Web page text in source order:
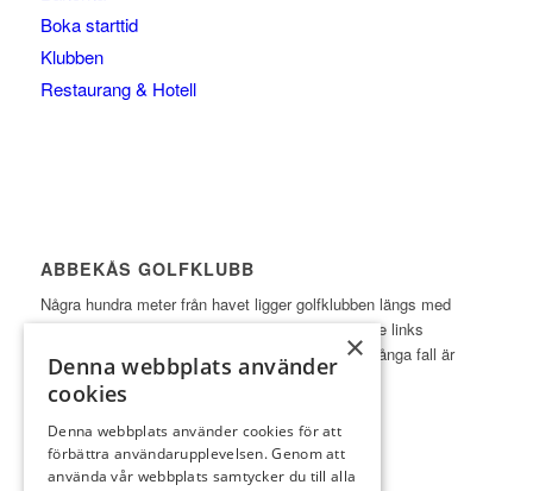
Boka starttid
Klubben
Restaurang & Hotell
ABBEKÅS GOLFKLUBB
Några hundra meter från havet ligger golfklubben längs med
sydkusten i Skåne. Abbekås GK är en utmanande links
inspirerad golfbana på ypperlig sandjord, som i många fall är
öppen året runt med spel till ordinarie greener.
Läs mer
×
Denna webbplats använder
cookies
Denna webbplats använder cookies för att
förbättra användarupplevelsen. Genom att
använda vår webbplats samtycker du till alla